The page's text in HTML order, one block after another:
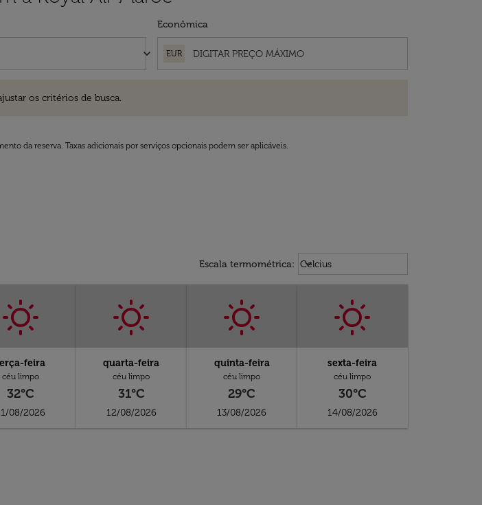
keyboard_arrow_down
Econômica
EUR
os critérios de busca.
da reserva. Taxas adicionais por serviços opcionais podem ser aplicáveis.
Escala termométrica: Weather unit option Celcius
Celcius
keyboard_arrow_down
feira
céu limpo
32°C
08/2026
quarta-feira
céu limpo
31°C
12/08/2026
quinta-feira
céu limpo
29°C
13/08/2026
sexta-feira
céu limpo
30°C
14/08/2026